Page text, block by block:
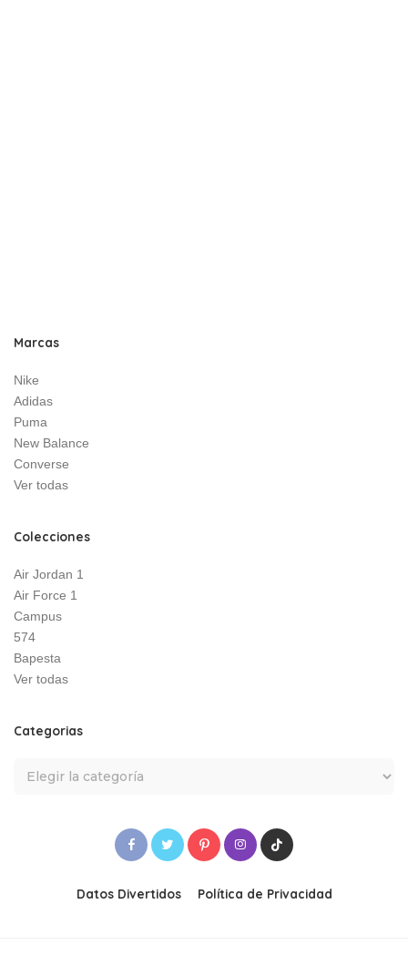
Marcas
Nike
Adidas
Puma
New Balance
Converse
Ver todas
Colecciones
Air Jordan 1
Air Force 1
Campus
574
Bapesta
Ver todas
Categorias
Datos Divertidos Política de Privacidad